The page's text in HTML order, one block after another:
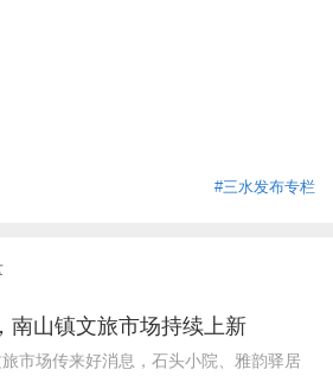
#三水发布专栏
南山镇文旅市场持续上新
市场传来好消息，石头小院、雅韵驿居